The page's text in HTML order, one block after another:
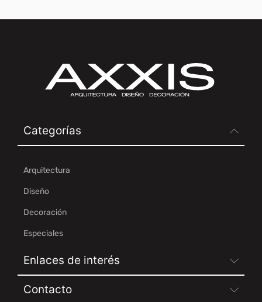
Categorías
Arquitectura
Diseño
Decoración
Especiales
Enlaces de interés
Contacto